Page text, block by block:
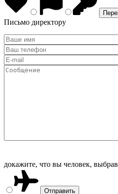
Письмо директору
докажите, что вы человек, выбрав